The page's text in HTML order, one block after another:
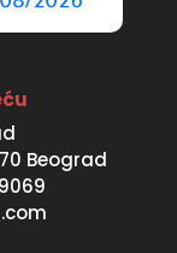
Beograd